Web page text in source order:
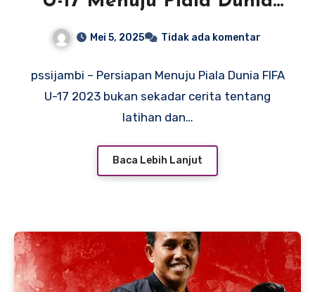
FIFA 2023: Jalan Panjang
Menuju Panggung Dunia
Mei 5, 2025 Tidak ada komentar
pssijambi – Persiapan Menuju Piala Dunia FIFA
U-17 2023 bukan sekadar cerita tentang
latihan dan…
Baca Lebih Lanjut